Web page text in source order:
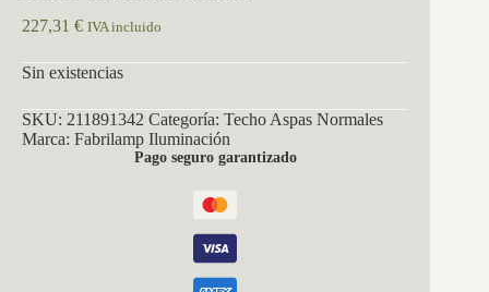
227,31 € IVA incluido
Sin existencias
SKU: 211891342 Categoría: Techo Aspas Normales
Marca: Fabrilamp Iluminación
Pago seguro garantizado